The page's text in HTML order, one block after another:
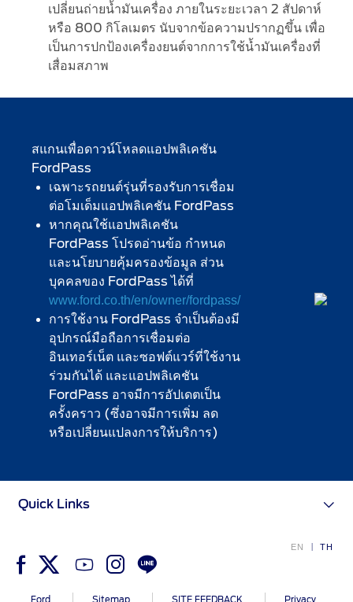
เปลี่ยนถ่ายน้ำมันเครื่อง ภายในระยะเวลา 2 สัปดาห์
หรือ 800 กิโลเมตร นับจากข้อความปรากฏขึ้น เพื่อ
เป็นการปกป้องเครื่องยนต์จากการใช้น้ำมันเครื่องที่
เสื่อมสภาพ
สแกนเพื่อดาวน์โหลดแอปพลิเคชัน
FordPass
เฉพาะรถยนต์รุ่นที่รองรับการเชื่อม
ต่อโมเด็มแอปพลิเคชัน FordPass
หากคุณใช้แอปพลิเคชัน
FordPass โปรดอ่านข้อ กำหนด
และนโยบายคุ้มครองข้อมูล ส่วน
บุคคลของ FordPass ได้ที่
www.ford.co.th/en/owner/fordpass/
การใช้งาน FordPass จำเป็นต้องมี
อุปกรณ์มือถือการเชื่อมต่อ
อินเทอร์เน็ต และซอฟต์แวร์ที่ใช้งาน
ร่วมกันได้ และแอปพลิเคชัน
FordPass อาจมีการอัปเดตเป็น
ครั้งคราว (ซึ่งอาจมีการเพิ่ม ลด
หรือเปลี่ยนแปลงการให้บริการ)
EN TH
Ford Sitemap SITE FEEDBACK Privacy
Quick Links